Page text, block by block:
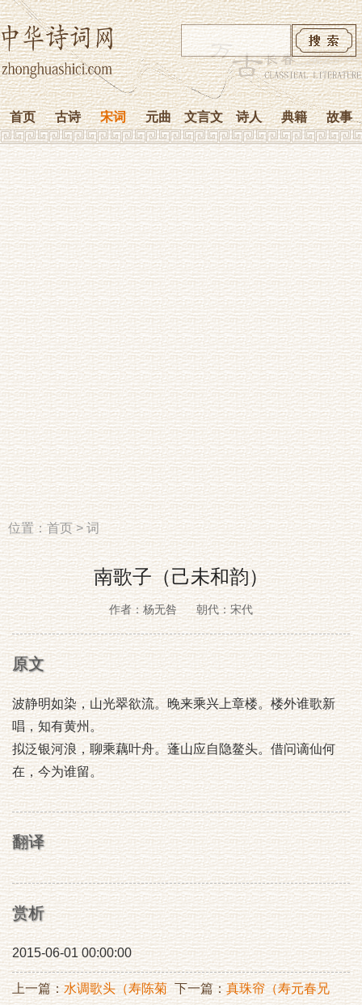
首页 古诗 宋词 元曲 文言文 诗人 典籍 故事
位置：首页>词
南歌子（己未和韵）
作者：杨无咎 朝代：宋代
原文
波静明如染，山光翠欲流。晚来乘兴上章楼。楼外谁歌新
唱，知有黄州。
拟泛银河浪，聊乘藕叶舟。蓬山应自隐鳌头。借问谪仙何
在，今为谁留。
翻译
赏析
2015-06-01 00:00:00
上一篇：水调歌头（寿陈菊 下一篇：真珠帘（寿元春兄